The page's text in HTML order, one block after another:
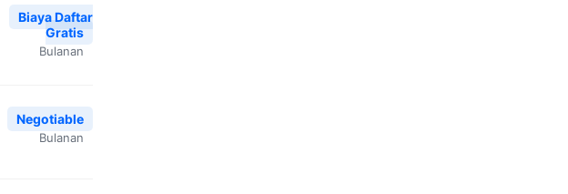
Biaya Daftar
Gratis
Bulanan
Negotiable
Bulanan